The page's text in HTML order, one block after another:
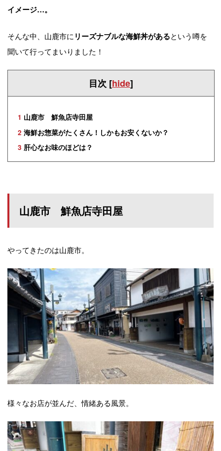
イメージ…。
そんな中、山鹿市に リーズナブルな海鮮丼があるという噂を
聞いて行ってまいりました！
目次 [hide]
1 山鹿市 鮮魚店寺田屋
2 海鮮お惣菜がたくさん！しかもお安くないか？
3 肝心なお味のほどは？
山鹿市 鮮魚店寺田屋
やってきたのは山鹿市。
様々なお店が並んだ、情緒ある風景。